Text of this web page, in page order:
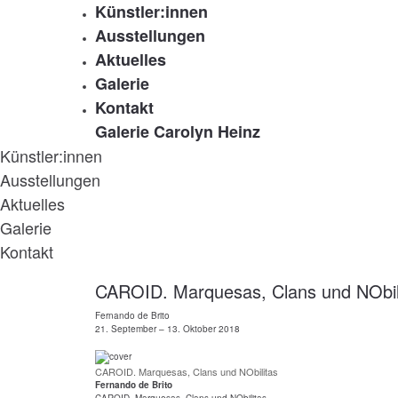
Künstler:innen
Ausstellungen
Aktuelles
Galerie
Kontakt
Galerie Carolyn Heinz
Künstler:innen
Ausstellungen
Aktuelles
Galerie
Kontakt
CAROID. Marquesas, Clans und
Fernando de Brito
21. September – 13. Oktober 2018
CAROID. Marquesas, Clans und NObilitas
Fernando de Brito